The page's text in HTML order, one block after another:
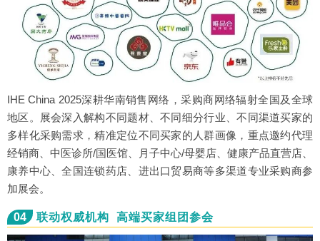
IHE China 2025深耕华南销售网络，采购商网络辐射全国及全球
地区。展会深入解构不同题材、不同细分行业、不同渠道买家的
多样化采购需求，精准定位不同买家的人群画像，重点邀约代理
经销商、中医诊所/国医馆、月子中心/母婴店、健康产品直营店、
康养中心、全国连锁药店、进出口贸易商等多渠道专业采购商参
加展会。
04 联动权威机构 高端买家组团参会